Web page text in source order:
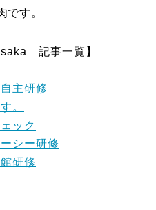
です。
記事一覧】
主研修
。
ック
シー研修
研修